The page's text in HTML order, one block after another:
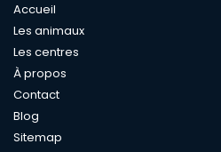
Accueil
Les animaux
Les centres
À propos
Contact
Blog
Sitemap